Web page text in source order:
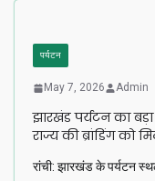
पर्यटन
May 7, 2026 Admin
झारखंड पर्यटन का
राज्य की ब्रांडिंग को
रांची: झारखंड के पर्यटन